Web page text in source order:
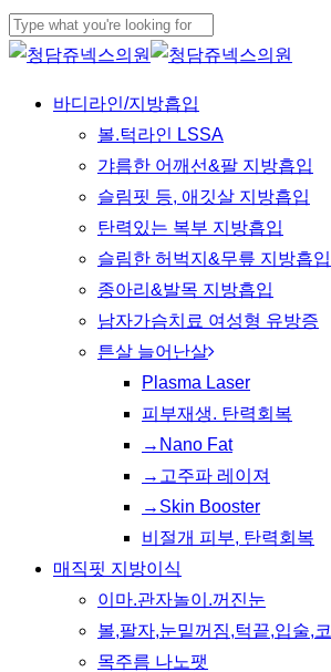
Skip
to
content
Close
Menu
바디라인/지방흡입
볼.턱라인 LSSA
갸름한 어깨선&팔 지방흡입
슬림핏 등, 애깃살 지방흡입
탄력있는 복부 지방흡입
슬림한 허벅지&무릎 지방흡입
종아리&발목 지방흡입
남자가슴치료 여성형 유방증
튼살 늘어난살
Plasma Laser
피부재생. 탄력회복
→Nano Fat
→고주파 레이져
→Skin Booster
비절개 피부, 탄력회복
매직핏 지방이식
이마.관자놀이.꺼진눈
볼,팔자,눈밑꺼짐,턱끝,입술,코
목주름 나노팻